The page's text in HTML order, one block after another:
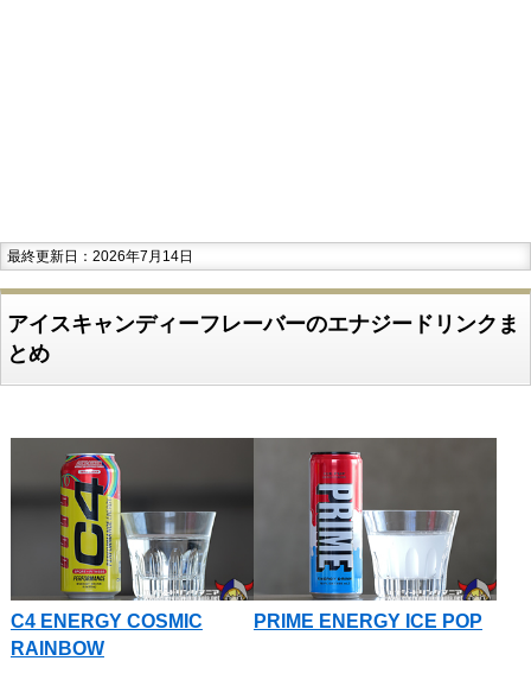
最終更新日：2026年7月14日
アイスキャンディーフレーバーのエナジードリンクま
とめ
C4 ENERGY COSMIC
RAINBOW
PRIME ENERGY ICE POP